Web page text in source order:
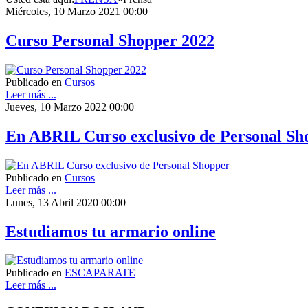
Miércoles, 10 Marzo 2021 00:00
Curso Personal Shopper 2022
Publicado en Cursos
Leer más ...
Jueves, 10 Marzo 2022 00:00
En ABRIL Curso exclusivo de Personal
Publicado en Cursos
Leer más ...
Lunes, 13 Abril 2020 00:00
Estudiamos tu armario online
Publicado en ESCAPARATE
Leer más ...